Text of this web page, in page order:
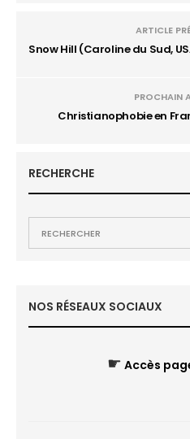
ARTICLE
Snow Hill (Caroline du Sud,
PROCHAIN
Christianophobie en
RECHERCHE
NOS RÉSEAUX SOCIAUX
☛ Accès